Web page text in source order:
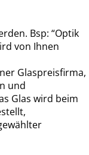
Bsp: “Optik
von Ihnen
Glaspreisfirma,
und
Glas wird beim